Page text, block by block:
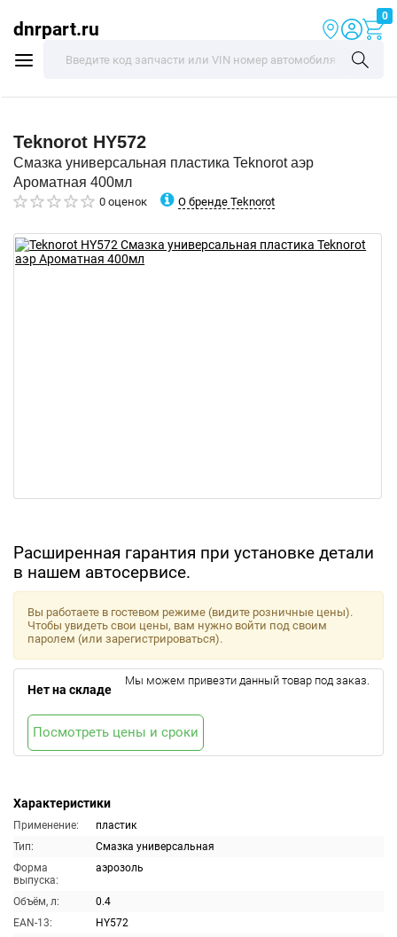
dnrpart.ru
0
Teknorot HY572
Смазка универсальная пластика Teknorot аэр
Ароматная 400мл
0 оценок О бренде Teknorot
Расширенная гарантия при установке детали
в нашем автосервисе.
Характеристики
Применение:
пластик
Тип:
Смазка универсальная
Форма
выпуска:
аэрозоль
Объём, л:
0.4
EAN-13:
HY572
Вы работаете в гостевом режиме (видите розничные цены).
Чтобы увидеть свои цены, вам нужно войти под своим
паролем (или зарегистрироваться).
Нет на складе
Мы можем привезти данный товар под заказ.
Посмотреть цены и сроки